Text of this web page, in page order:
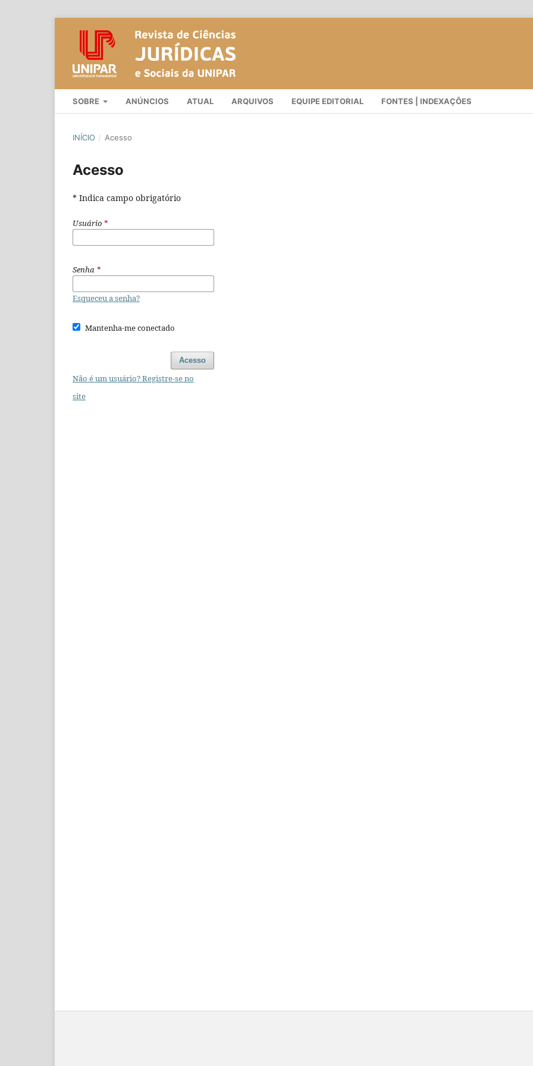
SOBRE ANÚNCIOS ATUAL ARQUIVOS EQUIPE EDITORIAL FONTES | INDEXAÇÕES
INÍCIO / Acesso
Acesso
* Indica campo obrigatório
Usuário *
Senha *
Esqueceu a senha?
Mantenha-me conectado
Acesso
Não é um usuário? Registre-se no
site